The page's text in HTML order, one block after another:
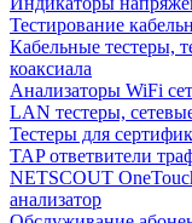
Тестирование
Кабельные тестеры,
коаксиала
Анализаторы WiFi
LAN тестеры,
Тестеры для
TAP ответвители
NETSCOUT
анализатор